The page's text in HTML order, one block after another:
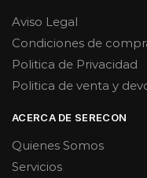
Aviso Legal
Condiciones de
Politica de Privacidad
Politica de venta y
ACERCA DE SERECON
Quienes Somos
Servicios